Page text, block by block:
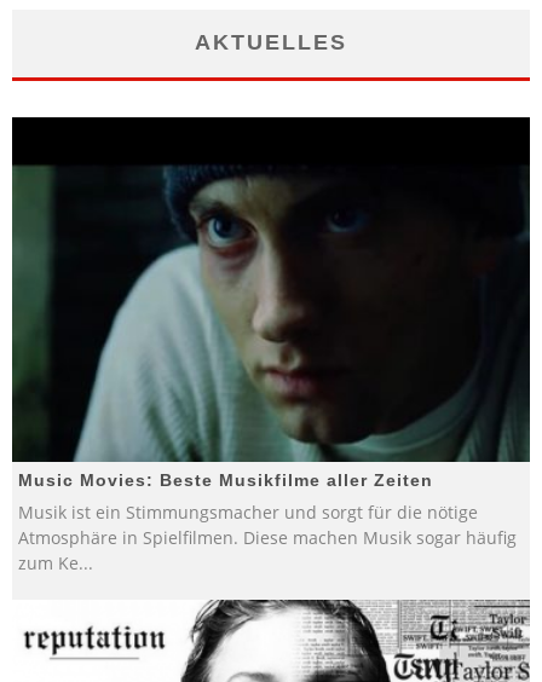
AKTUELLES
Music Movies: Beste Musikfilme aller Zeiten
Musik ist ein Stimmungsmacher und sorgt für die nötige
Atmosphäre in Spielfilmen. Diese machen Musik sogar häufig
zum Ke...